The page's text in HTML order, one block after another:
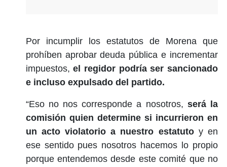
Por incumplir los estatutos de Morena que
prohíben aprobar deuda pública e incrementar
impuestos,el regidor podría ser sancionado
e incluso expulsado del partido.
“Eso no nos corresponde a nosotros, será la
comisión quien determine si incurrieron en
un acto violatorio a nuestro estatuto y en
ese sentido pues nosotros hacemos lo propio
porque entendemos desde este comité que no